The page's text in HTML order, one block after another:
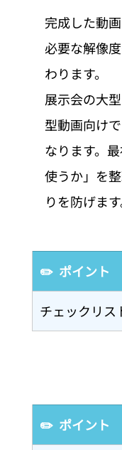
完成した動
必要な解像
わります。
展示会の大
型動画向け
なります。
使うか」を
りを防げます
✏️  ポイント
チェックリス
✏️  ポイント